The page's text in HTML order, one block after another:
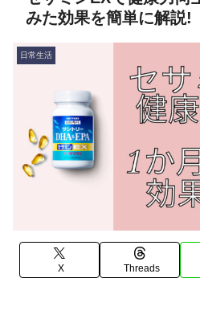
みた効果を簡単に解説!
日常生活
X Threads